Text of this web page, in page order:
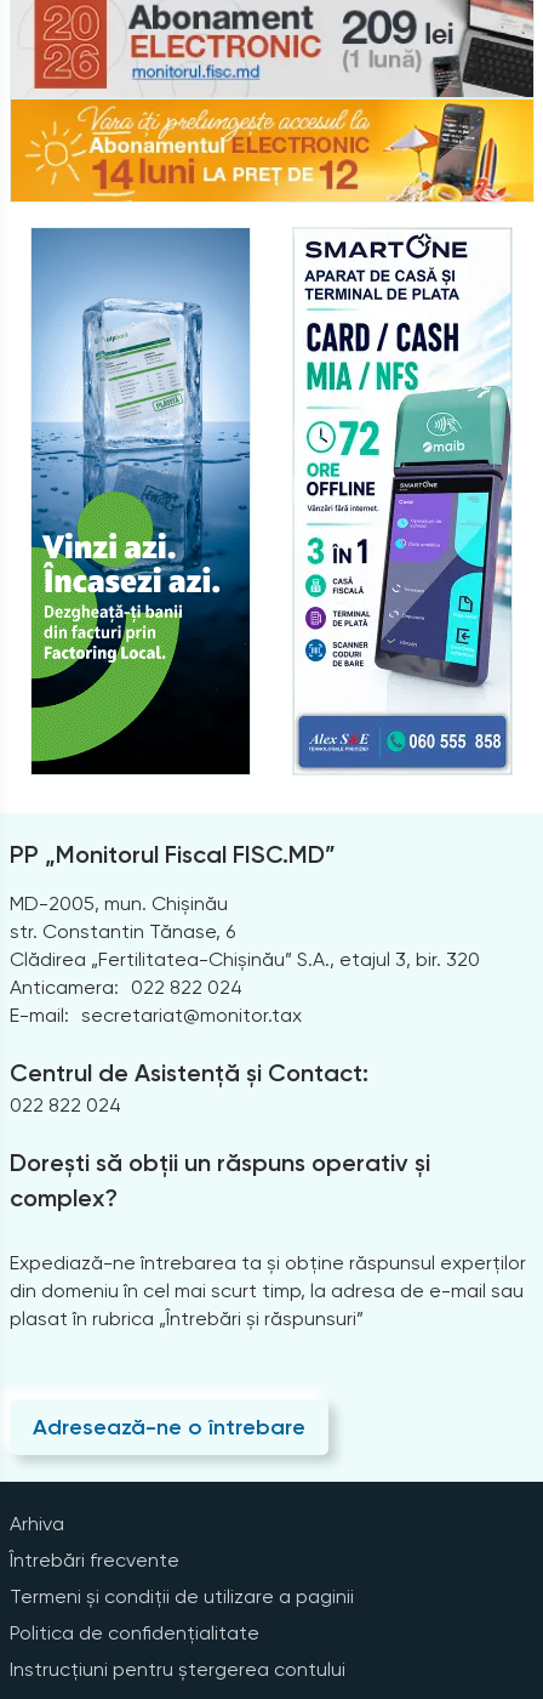
PP „Monitorul Fiscal FISC.MD”
MD-2005, mun. Chișinău
str. Constantin Tănase, 6
Clădirea „Fertilitatea-Chișinău” S.A., etajul 3, bir. 320
Anticamera:
022 822 024
E-mail: secretariat@monitor.tax
Centrul de Asistență și Contact:
022 822 024
Dorești să obții un răspuns operativ și
complex?
Expediază-ne întrebarea ta și obține răspunsul experților
din domeniu în cel mai scurt timp, la adresa de e-mail sau
plasat în rubrica „Întrebări și răspunsuri”
Adresează-ne o întrebare
Arhiva
Întrebări frecvente
Termeni și condiții de utilizare a paginii
Politica de confidențialitate
Instrucțiuni pentru ștergerea contului